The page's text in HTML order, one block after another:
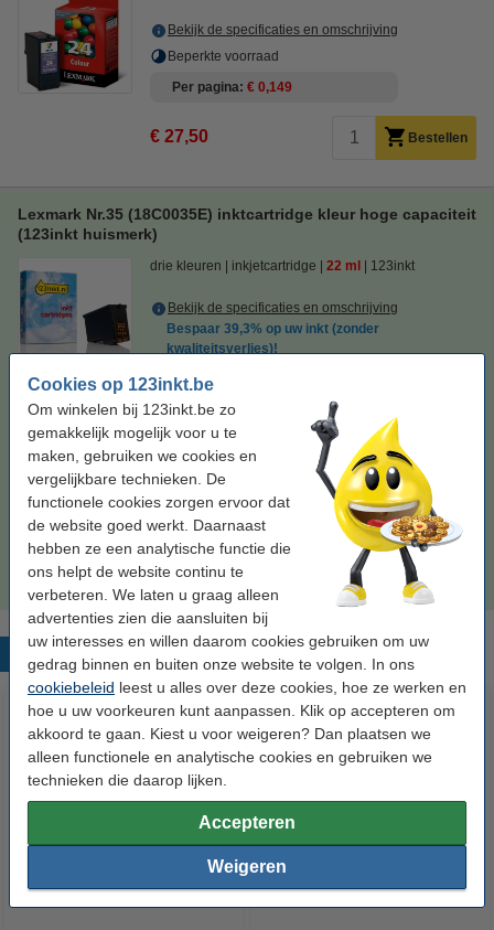
Cookies op 123inkt.be
Om winkelen bij 123inkt.be zo
gemakkelijk mogelijk voor u te
maken, gebruiken we cookies en
vergelijkbare technieken. De
functionele cookies zorgen ervoor dat
de website goed werkt. Daarnaast
hebben ze een analytische functie die
ons helpt de website continu te
verbeteren. We laten u graag alleen
advertenties zien die aansluiten bij
uw interesses en willen daarom cookies gebruiken om uw
gedrag binnen en buiten onze website te volgen. In ons
cookiebeleid leest u alles over deze cookies, hoe ze werken en
hoe u uw voorkeuren kunt aanpassen. Klik op accepteren om
akkoord te gaan. Kiest u voor weigeren? Dan plaatsen we
alleen functionele en analytische cookies en gebruiken we
technieken die daarop lijken.
Accepteren
Weigeren
Bekijk de specificaties en omschrijving
Beperkte voorraad
Per pagina € 0,149
€ 27,50 Bestellen
Lexmark Nr.35 (18C0035E) inktcartridge kleur hoge capaciteit
(123inkt huismerk)
drie kleuren inkjetcartridge 22 ml 123inkt
Bekijk de specificaties en omschrijving
Bespaar 39,3% op uw inkt (zonder
kwaliteitsverlies)!
Direct leverbaar
Prijs per ml
€ 24,50 Bestellen
Tip
Wij adviseren u om deze cartridge i.p.v. de originele cartridge te
nemen.
Populaire producten
123inkt kopieerpapier 1 doos
van 2500 vellen A4 - 80 g/m²
cursusblok A4 gelijnd 70 g/m²
100 vellen